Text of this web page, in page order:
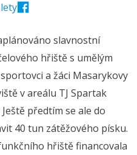
slavnostní
hřiště s umělým
a žáci Masarykovy
v areálu TJ Spartak
předtím se ale do
40 tun zátěžového písku.
hřiště financovala